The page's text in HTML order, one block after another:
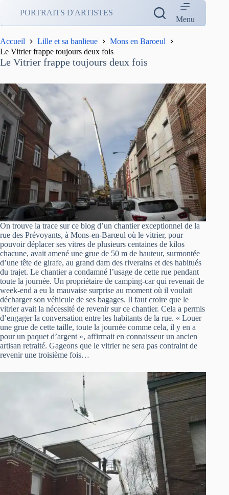
contenu
PORTRAITS D'ARTISTES
Menu
Accueil Lille et sa banlieue
Mons en Baroeul
Le Vitrier frappe toujours deux fois
Le Vitrier frappe toujours deux fois
On trouve la trace sur ce blog d’un chantier exceptionnel de la
rue des Prévoyants, à Mons-en-Barœul où le vitrier, pour
pouvoir déplacer ses vitres de plusieurs centaines de kilos
chacune, avait amené une grue de 50 m de hauteur, surmontée
d’une tête de girafe, au grand dam des riverains et des habitués
du trajet. Le chantier a condamné l’usage de cette rue pendant
toute la journée. Un propriétaire de camping-car qui revenait de
week-end a eu la mauvaise surprise au moment où il voulait
décharger son véhicule de ses bagages. Il faut croire que le
vitrier avait la nécessité de revenir sur ce chantier. Cela a permis
d’engager la conversation entre les habitants de la rue. « Louer
une grue de cette taille, toute la journée comme cela, il y en a
pour un paquet d’argent », affirmait en connaisseur un ancien
artisan retraité. Gageons que le vitrier ne sera pas contraint de
revenir une troisième fois…